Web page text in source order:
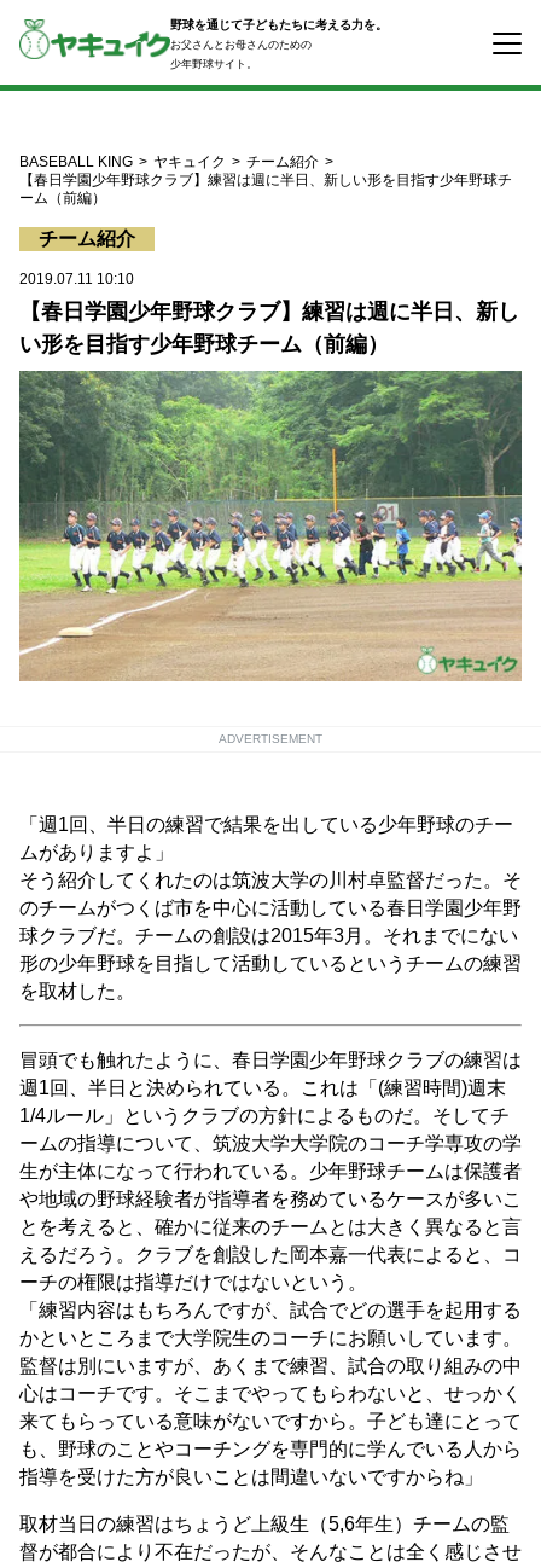
ン
野球を通じて子どもたちに考える力を。
お父さんとお母さんのための
少年野球サイト。
BASEBALL KING ヤキュイク
チーム紹介
【春日学園少年野球クラブ】練習は週に半日、新しい形を目指す少年野球チ
ーム（前編）
チーム紹介
2019.07.11 10:10
【春日学園少年野球クラブ】練習は週に半日、新し
い形を目指す少年野球チーム（前編）
ADVERTISEMENT
「週1回、半日の練習で結果を出している少年野球のチー
ムがありますよ」
そう紹介してくれたのは筑波大学の川村卓監督だった。そ
のチームがつくば市を中心に活動している春日学園少年野
球クラブだ。チームの創設は2015年3月。それまでにない
形の少年野球を目指して活動しているというチームの練習
を取材した。
冒頭でも触れたように、春日学園少年野球クラブの練習は
週1回、半日と決められている。これは「(練習時間)週末
1/4ルール」というクラブの方針によるものだ。そしてチ
ームの指導について、筑波大学大学院のコーチ学専攻の学
生が主体になって行われている。少年野球チームは保護者
や地域の野球経験者が指導者を務めているケースが多いこ
とを考えると、確かに従来のチームとは大きく異なると言
えるだろう。クラブを創設した岡本嘉一代表によると、コ
ーチの権限は指導だけではないという。
「練習内容はもちろんですが、試合でどの選手を起用する
かといところまで大学院生のコーチにお願いしています。
監督は別にいますが、あくまで練習、試合の取り組みの中
心はコーチです。そこまでやってもらわないと、せっかく
来てもらっている意味がないですから。子ども達にとって
も、野球のことやコーチングを専門的に学んでいる人から
指導を受けた方が良いことは間違いないですからね」
取材当日の練習はちょうど上級生（5,6年生）チームの監
督が都合により不在だったが、そんなことは全く感じさせ